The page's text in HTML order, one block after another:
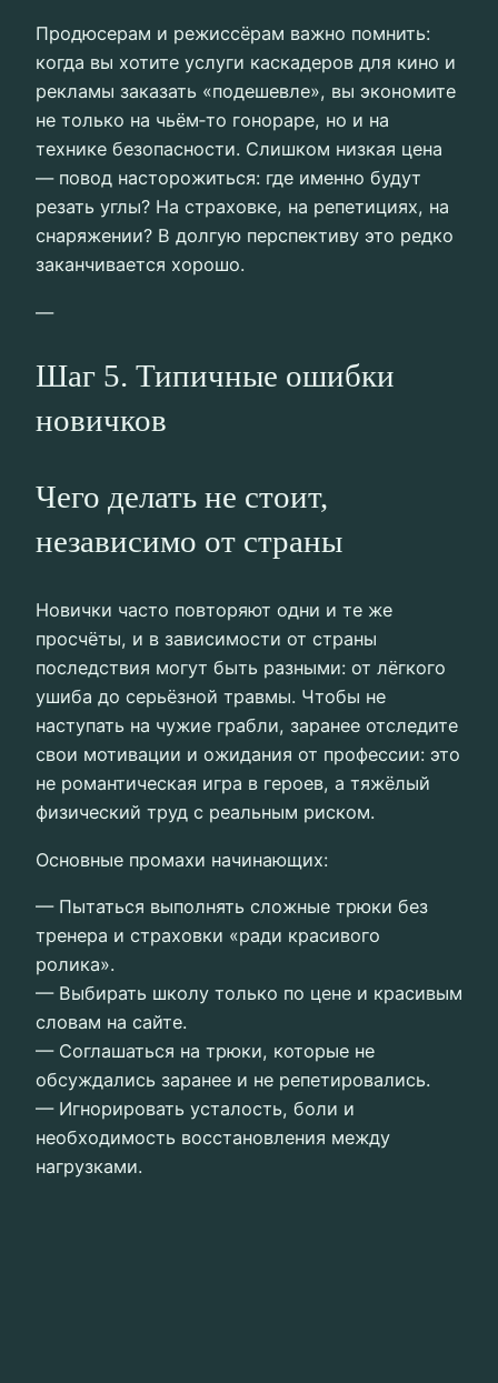
Продюсерам и режиссёрам важно помнить:
когда вы хотите услуги каскадеров для кино и
рекламы заказать «подешевле», вы экономите
не только на чьём‑то гонораре, но и на
технике безопасности. Слишком низкая цена
— повод насторожиться: где именно будут
резать углы? На страховке, на репетициях, на
снаряжении? В долгую перспективу это редко
заканчивается хорошо.
—
Шаг 5. Типичные ошибки
новичков
Чего делать не стоит,
независимо от страны
Новички часто повторяют одни и те же
просчёты, и в зависимости от страны
последствия могут быть разными: от лёгкого
ушиба до серьёзной травмы. Чтобы не
наступать на чужие грабли, заранее отследите
свои мотивации и ожидания от профессии: это
не романтическая игра в героев, а тяжёлый
физический труд с реальным риском.
Основные промахи начинающих:
— Пытаться выполнять сложные трюки без
тренера и страховки «ради красивого
ролика».
— Выбирать школу только по цене и красивым
словам на сайте.
— Соглашаться на трюки, которые не
обсуждались заранее и не репетировались.
— Игнорировать усталость, боли и
необходимость восстановления между
нагрузками.